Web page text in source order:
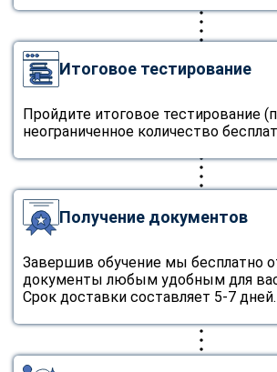
Итоговое тестирование
Пройдите итоговое тестирование
неограниченное количество
Получение документов
Завершив обучение мы бесплатно
документы любым удобным для
Срок доставки составляет 5-7 дней.